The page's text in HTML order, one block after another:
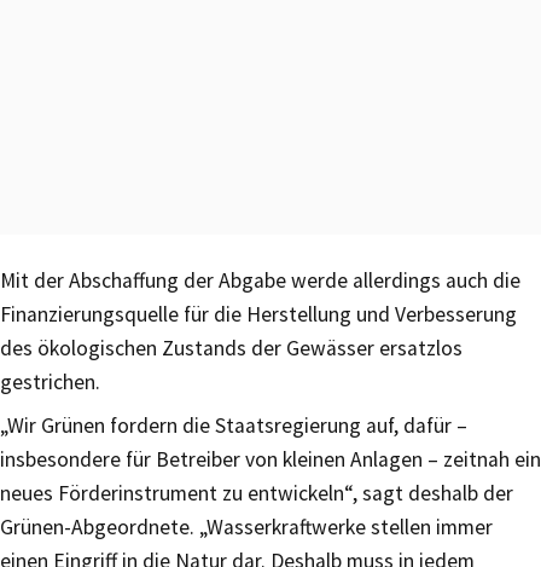
Mit der Abschaffung der Abgabe werde allerdings auch die
Finanzierungsquelle für die Herstellung und Verbesserung
des ökologischen Zustands der Gewässer ersatzlos
gestrichen.
„Wir Grünen fordern die Staatsregierung auf, dafür –
insbesondere für Betreiber von kleinen Anlagen – zeitnah ein
neues Förderinstrument zu entwickeln“, sagt deshalb der
Grünen-Abgeordnete. „Wasserkraftwerke stellen immer
einen Eingriff in die Natur dar. Deshalb muss in jedem